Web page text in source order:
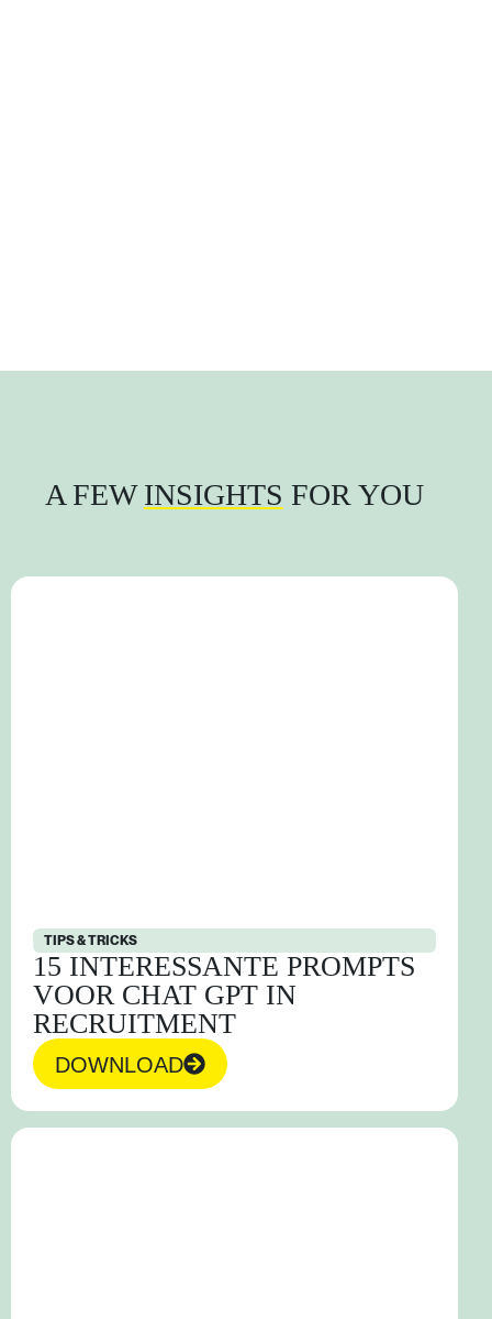
A FEWINSIGHTS FOR YOU
TIPS & TRICKS
15 INTERESSANTE PROMPTS
VOOR CHAT GPT IN
RECRUITMENT
DOWNLOAD